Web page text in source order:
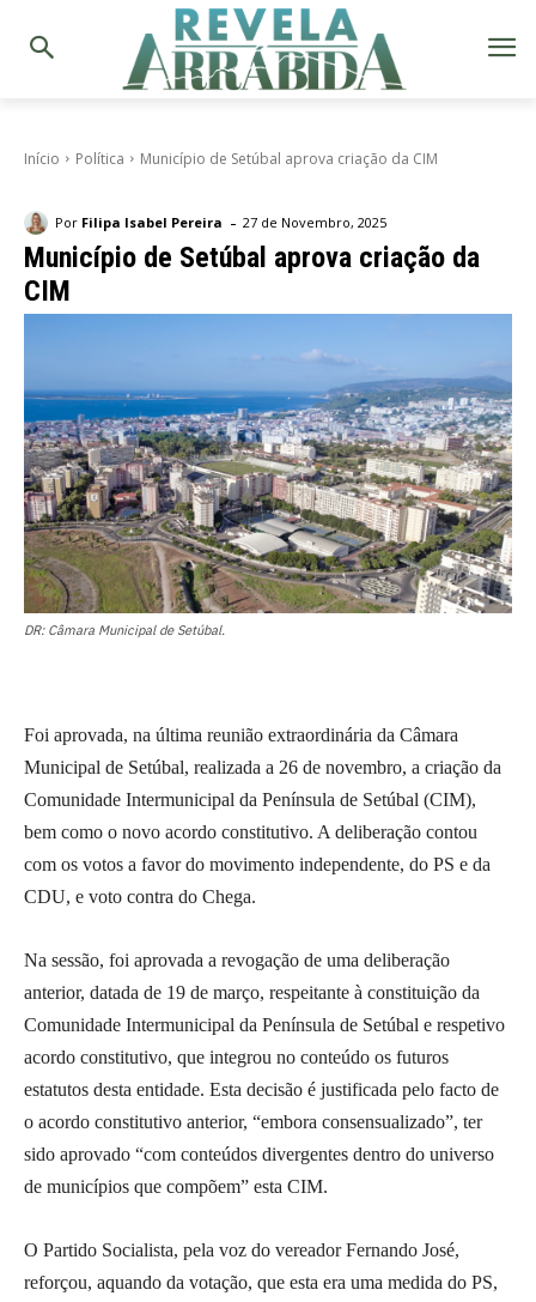
Início Política Município de Setúbal aprova criação da CIM
Por Filipa Isabel Pereira - 27 de Novembro, 2025
Município de Setúbal aprova criação da
CIM
DR: Câmara Municipal de Setúbal.
Foi aprovada, na última reunião extraordinária da Câmara
Municipal de Setúbal, realizada a 26 de novembro, a criação da
Comunidade Intermunicipal da Península de Setúbal (CIM),
bem como o novo acordo constitutivo. A deliberação contou
com os votos a favor do movimento independente, do PS e da
CDU, e voto contra do Chega.
Na sessão, foi aprovada a revogação de uma deliberação
anterior, datada de 19 de março, respeitante à constituição da
Comunidade Intermunicipal da Península de Setúbal e respetivo
acordo constitutivo, que integrou no conteúdo os futuros
estatutos desta entidade. Esta decisão é justificada pelo facto de
o acordo constitutivo anterior, “embora consensualizado”, ter
sido aprovado “com conteúdos divergentes dentro do universo
de municípios que compõem” esta CIM.
O Partido Socialista, pela voz do vereador Fernando José,
reforçou, aquando da votação, que esta era uma medida do PS,